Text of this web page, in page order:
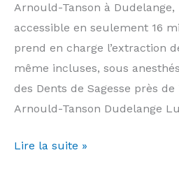
Luxembourg
Arnould-Tanson à
accessible en seulement 16
prend en charge l’extraction
même incluses, sous
des Dents de Sagesse près
Arnould-Tanson Dudelange
Extraction
Lire la suite »